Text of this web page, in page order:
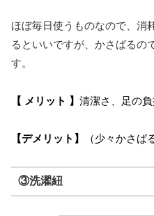
ほぼ毎日使うものなので、消
るといいですが、かさばるの
す。
【 メリット 】 清潔さ、足の
【デメリット】 （少々かさば
③洗濯紐